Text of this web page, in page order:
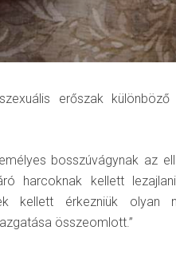
erőszak
bosszúvágynak az
harcoknak kellett
kellett érkezniük olyan
összeomlott.”